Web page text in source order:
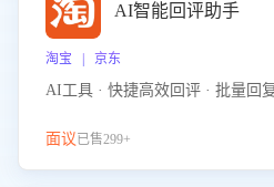
AI智能回评助手
淘宝 | 京东
AI工具 · 快捷高效回评 · 批量回复
面议已售299+